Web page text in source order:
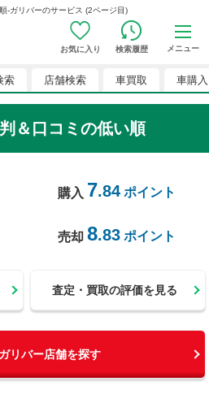
-ガリバーのサービス (2ページ目)
お気に入り 検索履歴 メニュー
索 店舗検索 車買取 車購
＆口コミの低い順
購入 7.84 ポイント
売却 8.83 ポイント
査定・買取の評価を見る
リバー店舗を探す